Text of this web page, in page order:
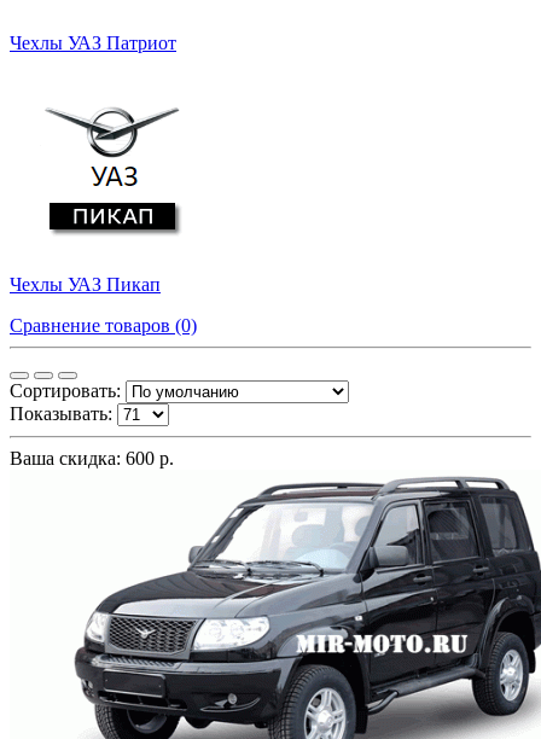
Чехлы УАЗ Патриот
Чехлы УАЗ Пикап
Сравнение товаров (0)
Сортировать:
Показывать:
Ваша скидка: 600 р.